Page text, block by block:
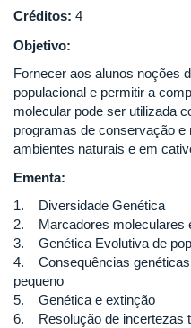
Créditos: 4
Objetivo:
Fornecer aos alunos noções
populacional e permitir a
molecular pode ser utilizada
programas de conservação e
ambientes naturais e em
Ementa:
1. Diversidade Genética
2. Marcadores moleculares
3. Genética Evolutiva de
4. Consequências genéticas
pequeno
5. Genética e extinção
6. Resolução de incertezas